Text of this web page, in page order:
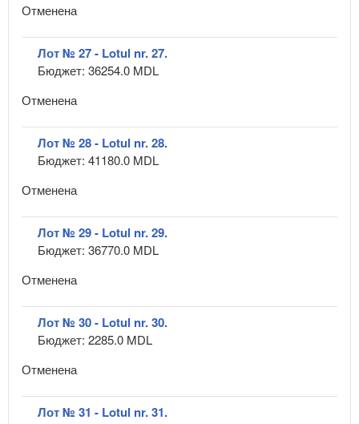
Отменена
Лот № 27 - Lotul nr. 27.
Бюджет: 36254.0 MDL
Отменена
Лот № 28 - Lotul nr. 28.
Бюджет: 41180.0 MDL
Отменена
Лот № 29 - Lotul nr. 29.
Бюджет: 36770.0 MDL
Отменена
Лот № 30 - Lotul nr. 30.
Бюджет: 2285.0 MDL
Отменена
Лот № 31 - Lotul nr. 31.